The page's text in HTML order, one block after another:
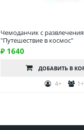
Чемоданчик c
"Путешествие в космос"
₽ 1640
ДОБАВИТЬ В
4+ 1+